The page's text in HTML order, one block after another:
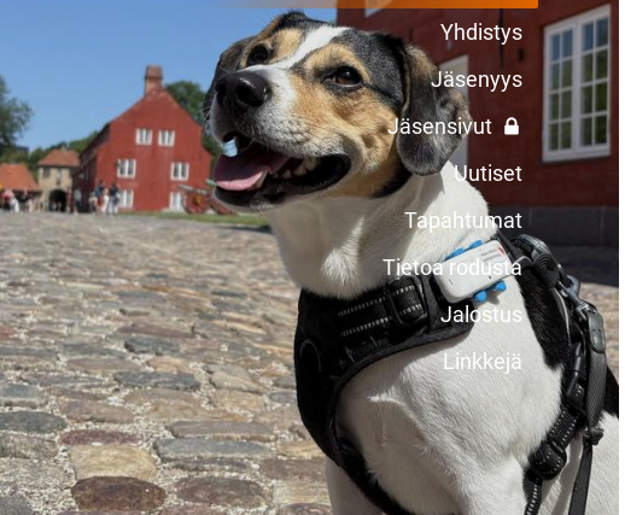
Yhdistys
Jäsenyys
Jäsensivut
Uutiset
Tapahtumat
Tietoa rodusta
Jalostus
Linkkejä